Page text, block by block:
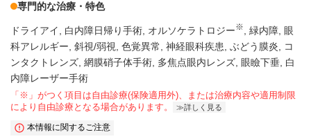
専門的な治療・特色
ドライアイ 白内障日帰り手術 オルソケラトロジー※ 緑内障 眼
科アレルギー 斜視/弱視 色覚異常 神経眼科疾患 ぶどう膜炎
コ
ンタクトレンズ 網膜硝子体手術 多焦点眼内レンズ 眼瞼下垂 白
内障レーザー手術
「※」がつく項目は自由診療(保険適用外)、または治療内容や適用制限
により自由診療となる場合があります。
詳しく見る
本情報に関するご注意